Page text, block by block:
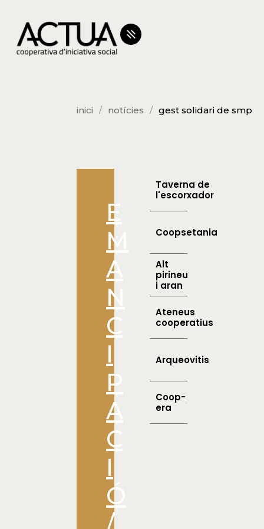
inici notícies gest solidari de smp
E
M
A
N
C
I
P
A
C
I
Ó
Taverna de
l'escorxador
Coopsetania
Alt
pirineu
i aran
Ateneus
cooperatius
Arqueovitis
Coop-
era